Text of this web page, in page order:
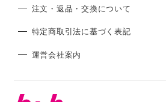
注文・返品・交換について
特定商取引法に基づく表記
運営会社案内